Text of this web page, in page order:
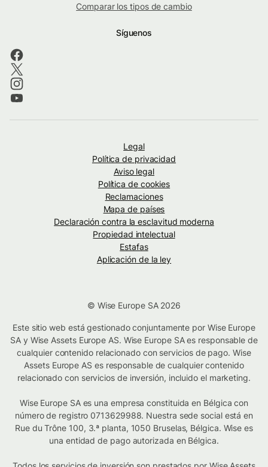
Comparar los tipos de cambio
Síguenos
Legal
Política de privacidad
Aviso legal
Política de cookies
Reclamaciones
Mapa de países
Declaración contra la esclavitud moderna
Propiedad intelectual
Estafas
Aplicación de la ley
© Wise Europe SA 2026
Este sitio web está gestionado conjuntamente por Wise Europe
SA y Wise Assets Europe AS. Wise Europe SA es responsable de
cualquier contenido relacionado con servicios de pago. Wise
Assets Europe AS es responsable de cualquier contenido
relacionado con servicios de inversión, incluido el marketing.
Wise Europe SA es una empresa constituida en Bélgica con
número de registro 0713629988. Nuestra sede social está en
Rue du Trône 100, 3.ª planta, 1050 Bruselas, Bélgica. Wise es
una entidad de pago autorizada en Bélgica.